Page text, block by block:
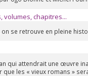
volumes, chapitres...
se retrouve en pleine
qui attendrait une œuvre
les « vieux romans »